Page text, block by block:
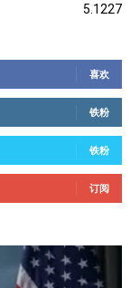
5.1227
喜欢
铁粉
铁粉
订阅